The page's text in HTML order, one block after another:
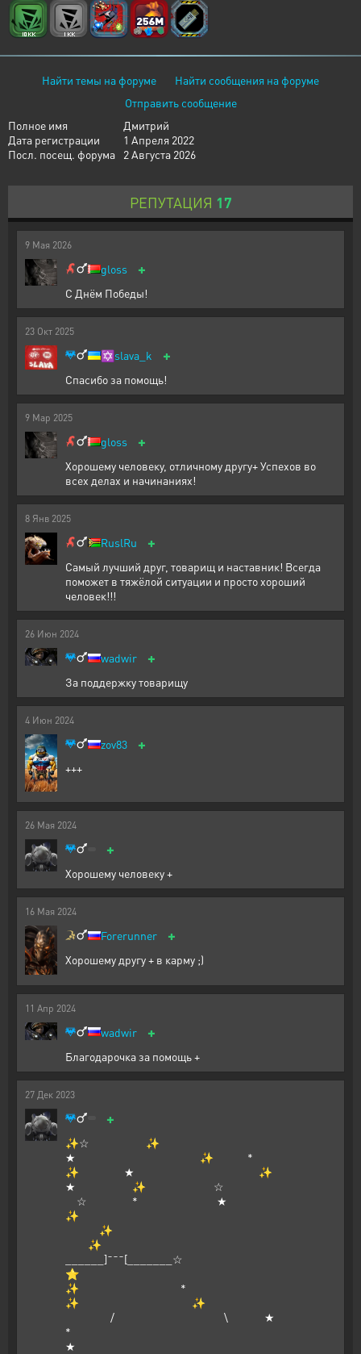
Найти темы на форуме
Найти сообщения на форуме
Отправить сообщение
Полное имя
Дмитрий
Дата регистрации
1 Апреля 2022
Посл. посещ. форума
2 Августа 2026
РЕПУТАЦИЯ 17
9 Мая 2026
gloss +
С Днём Победы!
23 Окт 2025
✡️slava_k +
Спасибо за помощь!
9 Мар 2025
gloss +
Хорошему человеку, отличному другу+ Успехов во
всех делах и начинаниях!
8 Янв 2025
RuslRu +
Самый лучший друг, товарищ и наставник! Всегда
поможет в тяжёлой ситуации и просто хороший
человек!!!
26 Июн 2024
wadwir +
За поддержку товарищу
4 Июн 2024
zov83 +
+++
26 Мая 2024
+
Хорошему человеку +
16 Мая 2024
Forerunner +
Хорошему другу + в карму ;)
11 Апр 2024
wadwir +
Благодарочка за помощь +
27 Дек 2023
+
✨☆ ✨
★ ✨ *
✨ ★ ✨
★ ✨ ☆
☆ * ★
✨
✨
✨
______]¯¯¯[_______☆
⭐
✨ *
✨ ✨
/ \ ★
*
★